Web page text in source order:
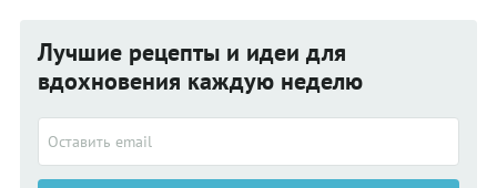
Лучшие рецепты и идеи для
вдохновения каждую неделю